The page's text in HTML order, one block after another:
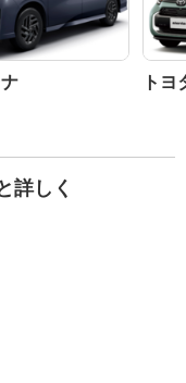
ト
詳しく